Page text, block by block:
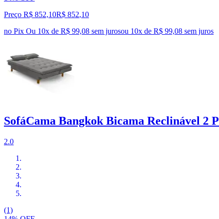
Preço R$ 852,10R$ 852,10
no Pix Ou 10x de R$ 99,08 sem jurosou 10x de R$ 99,08 sem juros
SofáCama Bangkok Bicama Reclinável 2
2.0
(1)